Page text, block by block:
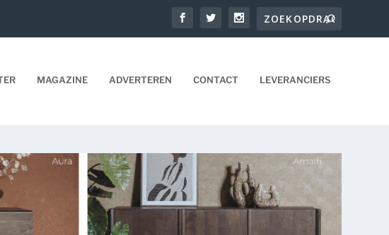
MAGAZINE ADVERTEREN CONTACT LEVERANCIERS